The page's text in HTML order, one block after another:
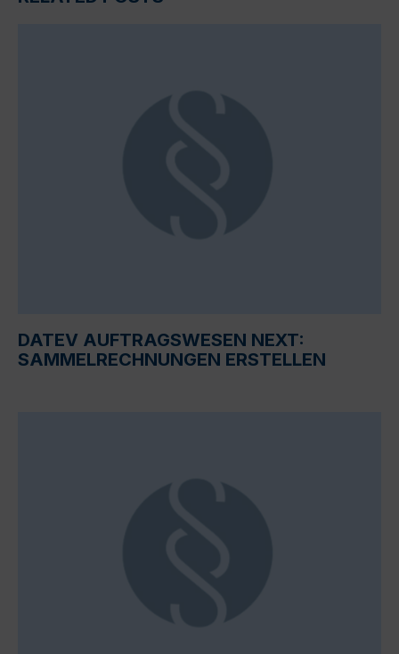
DATEV AUFTRAGSWESEN NEXT:
SAMMELRECHNUNGEN ERSTELLEN